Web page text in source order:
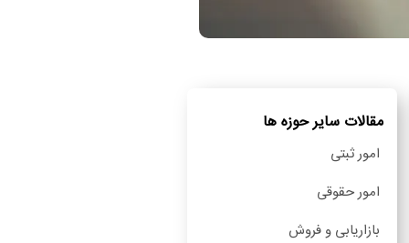
مقالات سایر حوزه ها
امور ثبتی
امور حقوقی
بازاریابی و فروش